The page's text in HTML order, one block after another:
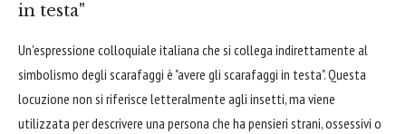
in testa"
Un'espressione colloquiale italiana che si collega indirettamente al
simbolismo degli scarafaggi è "avere gli scarafaggi in testa". Questa
locuzione non si riferisce letteralmente agli insetti, ma viene
utilizzata per descrivere una persona che ha pensieri strani, ossessivi o